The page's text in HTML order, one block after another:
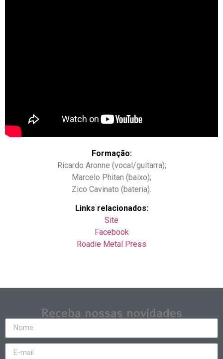
Formação:
Ricardo Aronne (vocal/guitarra);
Marcelo Phitan (baixo);
Zico Cavinato (bateria).
Links relacionados:
Site
Facebook
Roadie Metal Press
Receba nossas novidades